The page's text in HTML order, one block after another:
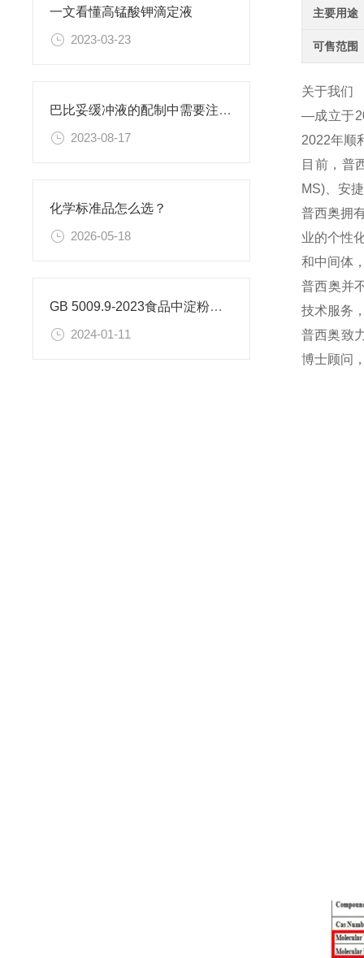
一文看懂高锰酸钾滴定液
2023-03-23
巴比妥缓冲液的配制中需要注意的实验操作技巧
2023-08-17
化学标准品怎么选？
2026-05-18
GB 5009.9-2023食品中淀粉的测定
2024-01-11
主要用途
可售范围
关于我们
—成立于
2022年顺
目前，普
MS)、安
普西奥拥
业的个性
和中间体
普西奥并
技术服务
普西奥致
博士顾问